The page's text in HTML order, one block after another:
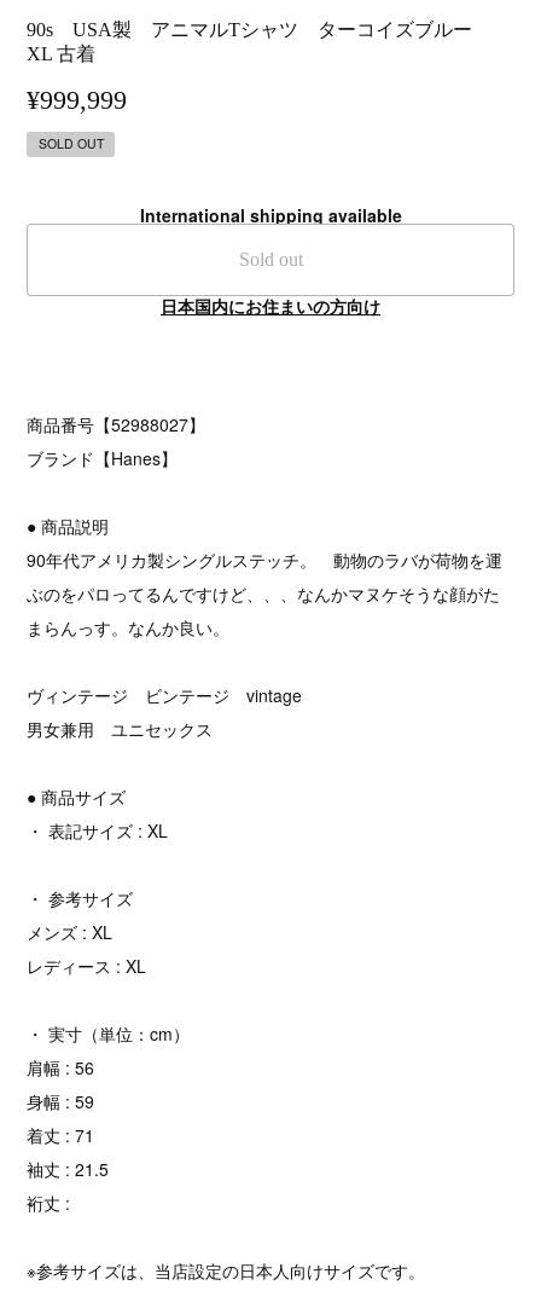
90s USA製 アニマルTシャツ ターコイズブルー
XL 古着
¥999,999
SOLD OUT
International shipping available
Sold out
日本国内にお住まいの方向け
商品番号【52988027】
ブランド【Hanes】
● 商品説明
90年代アメリカ製シングルステッチ。 動物のラバが荷物を運
ぶのをパロってるんですけど、、、なんかマヌケそうな顔がた
まらんっす。なんか良い。
ヴィンテージ ビンテージ vintage
男女兼用 ユニセックス
● 商品サイズ
・ 表記サイズ : XL
・ 参考サイズ
メンズ : XL
レディース : XL
・ 実寸（単位：cm）
肩幅 : 56
身幅 : 59
着丈 : 71
袖丈 : 21.5
裄丈 :
※参考サイズは、当店設定の日本人向けサイズです。